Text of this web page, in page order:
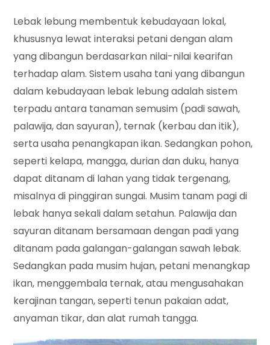
Lebak lebung membentuk kebudayaan lokal,
khususnya lewat interaksi petani dengan alam
yang dibangun berdasarkan nilai-nilai kearifan
terhadap alam. Sistem usaha tani yang dibangun
dalam kebudayaan lebak lebung adalah sistem
terpadu antara tanaman semusim (padi sawah,
palawija, dan sayuran), ternak (kerbau dan itik),
serta usaha penangkapan ikan. Sedangkan pohon,
seperti kelapa, mangga, durian dan duku, hanya
dapat ditanam di lahan yang tidak tergenang,
misalnya di pinggiran sungai. Musim tanam pagi di
lebak hanya sekali dalam setahun. Palawija dan
sayuran ditanam bersamaan dengan padi yang
ditanam pada galangan-galangan sawah lebak.
Sedangkan pada musim hujan, petani menangkap
ikan, menggembala ternak, atau mengusahakan
kerajinan tangan, seperti tenun pakaian adat,
anyaman tikar, dan alat rumah tangga.